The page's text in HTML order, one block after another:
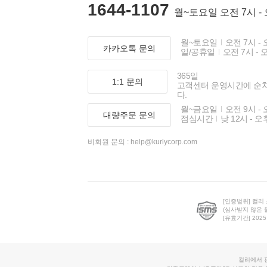
1644-1107 월~토요일 오전 7시 -
카카오톡 문의
월~토요일
오전 7시 -
일/공휴일
오전 7시 -
1:1 문의
365일
고객센터 운영시간에 순
다.
대량주문 문의
월~금요일
오전 9시 -
점심시간
낮 12시 - 오
비회원 문의 : help@kurlycorp.com
[인증범위] 컬리
(심사받지 않은
[유효기간]
컬리에서